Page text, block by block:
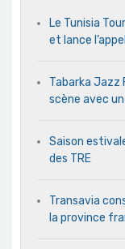
Le Tunisia
et lance
Tabarka Jazz
scène avec
Saison
des TRE
Transavia
la province